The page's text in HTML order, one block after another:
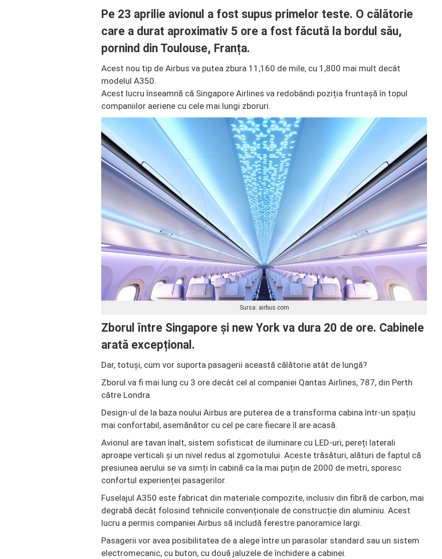
Pe 23 aprilie avionul a fost supus primelor teste. O călătorie
care a durat aproximativ 5 ore a fost făcută la bordul său,
pornind din Toulouse, Franța.
Acest nou tip de Airbus va putea zbura 11,160 de mile, cu 1,800 mai mult decât
modelul A350.
Acest lucru înseamnă că Singapore Airlines va redobândi poziția fruntașă în topul
companiilor aeriene cu cele mai lungi zboruri.
Sursa: airbus.com
Zborul între Singapore și new York va dura 20 de ore. Cabinele
arată excepțional.
Dar, totuși, cum vor suporta pasagerii această călătorie atât de lungă?
Zborul va fi mai lung cu 3 ore decât cel al companiei Qantas Airlines, 787, din Perth
către Londra.
Design-ul de la baza noului Airbus are puterea de a transforma cabina într-un spațiu
mai confortabil, asemănător cu cel pe care fiecare îl are acasă.
Avionul are tavan înalt, sistem sofisticat de iluminare cu LED-uri, pereți laterali
aproape verticali și un nivel redus al zgomotului. Aceste trăsături, alături de faptul că
presiunea aerului se va simți în cabină ca la mai puțin de 2000 de metri, sporesc
confortul experienței pasagerilor.
Fuselajul A350 este fabricat din materiale compozite, inclusiv din fibră de carbon, mai
degrabă decât folosind tehnicile convenționale de construcție din aluminiu. Acest
lucru a permis companiei Airbus să includă ferestre panoramice largi.
Pasagerii vor avea posibilitatea de a alege între un parasolar standard sau un sistem
electromecanic, cu buton, cu două jaluzele de închidere a cabinei.